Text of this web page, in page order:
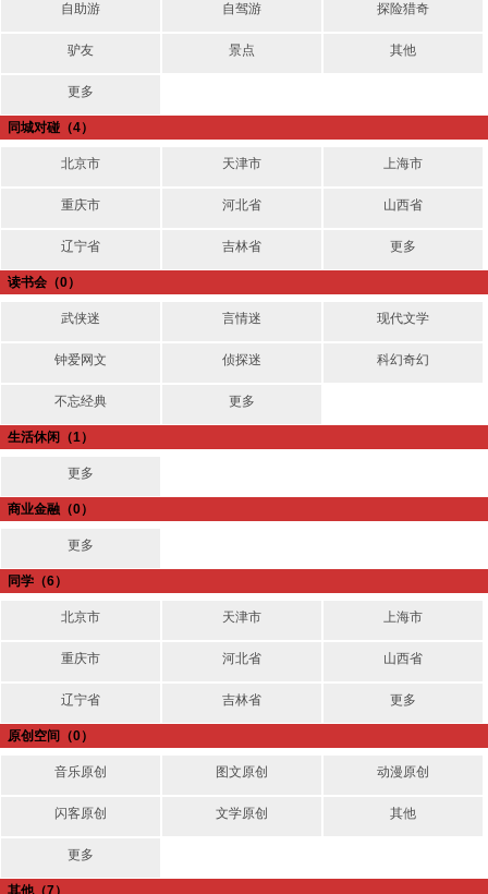
自助游 自驾游 探险猎奇
驴友 景点 其他
更多
同城对碰 （4）
北京市 天津市 上海市
重庆市 河北省 山西省
辽宁省 吉林省 更多
读书会 （0）
武侠迷 言情迷 现代文学
钟爱网文 侦探迷 科幻奇幻
不忘经典 更多
生活休闲 （1）
更多
商业金融 （0）
更多
同学 （6）
北京市 天津市 上海市
重庆市 河北省 山西省
辽宁省 吉林省 更多
原创空间 （0）
音乐原创 图文原创 动漫原创
闪客原创 文学原创 其他
更多
其他（7）